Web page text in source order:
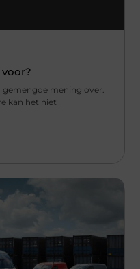
gemengde mening over.
kan het niet